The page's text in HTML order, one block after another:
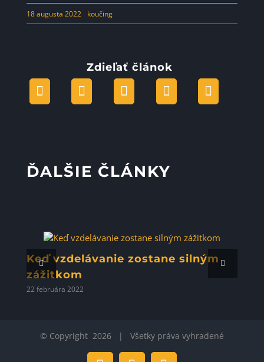
18 augusta 2022 koučing
Zdieľať článok
ĎALŠIE ČLÁNKY
Keď vzdelávanie zostane silným
zážitkom
22 februára 2022
© Copyright 2026 | Všetky práva vyhradené